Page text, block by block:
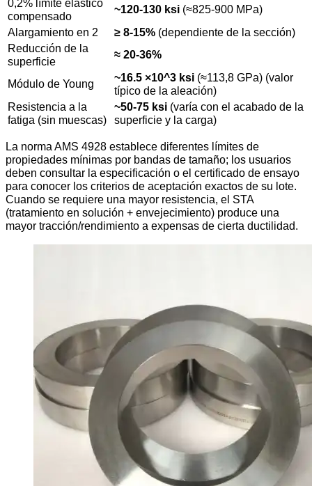
0,2% límite elástico
compensado
~120-130 ksi (≈825-900 MPa)
Alargamiento en 2
≥ 8-15% (dependiente de la sección)
Reducción de la
superficie
≈ 20-36%
Módulo de Young ~16.5 ×10^3 ksi (≈113,8 GPa) (valor
típico de la aleación)
Resistencia a la
fatiga (sin muescas)
~50-75 ksi (varía con el acabado de la
superficie y la carga)
La norma AMS 4928 establece diferentes límites de
propiedades mínimas por bandas de tamaño; los usuarios
deben consultar la especificación o el certificado de ensayo
para conocer los criterios de aceptación exactos de su lote.
Cuando se requiere una mayor resistencia, el STA
(tratamiento en solución + envejecimiento) produce una
mayor tracción/rendimiento a expensas de cierta ductilidad.